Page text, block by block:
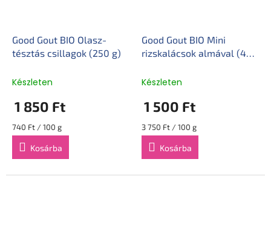
Good Gout BIO Olasz-
tésztás csillagok (250 g)
Készleten
1 850 Ft
Egységár:
740 Ft / 100 g
Kosárba
Good Gout BIO Mini
rizskalácsok almával (40
Készleten
1 500 Ft
Egységár:
3 750 Ft / 100 g
Kosárba